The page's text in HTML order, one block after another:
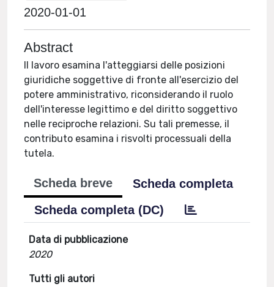
2020-01-01
Abstract
Il lavoro esamina l'atteggiarsi delle posizioni
giuridiche soggettive di fronte all'esercizio del
potere amministrativo, riconsiderando il ruolo
dell'interesse legittimo e del diritto soggettivo
nelle reciproche relazioni. Su tali premesse, il
contributo esamina i risvolti processuali della
tutela.
Scheda breve
Scheda completa
Scheda completa (DC)
Data di pubblicazione
2020
Tutti gli autori